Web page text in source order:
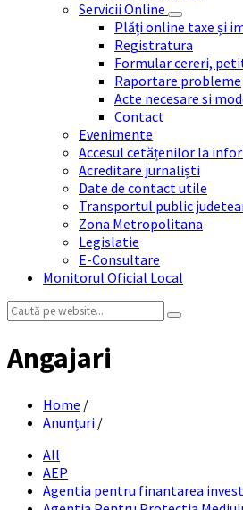
Servicii Online
Plăți online taxe și
Registratura
Formular cereri,
Raportare probleme
Acte necesare si
Contact
Evenimente
Accesul cetățenilor la
Acreditare jurnaliști
Date de contact utile
Transportul public
Zona Metropolitana
Legislatie
E-Consultare
Monitorul Oficial Local
Search:
Angajari
Home /
Anunțuri /
All
AEP
Agentia pentru finantarea